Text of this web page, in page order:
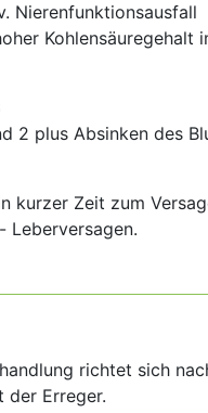
Nierenfunktionsausfall
Kohlensäuregehalt
2 plus Absinken des
kurzer Zeit zum
Leberversagen.
richtet sich
der Erreger.